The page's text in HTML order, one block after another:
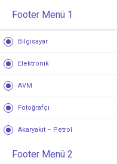
Footer Menü 1
Bilgisayar
Elektronik
AVM
Fotoğrafçı
Akaryakıt – Petrol
Footer Menü 2